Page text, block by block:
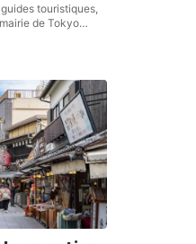
touristiques,
de Tokyo…